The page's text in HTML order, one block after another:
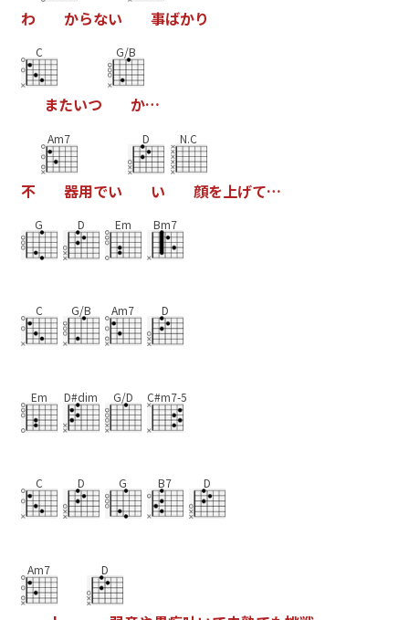
わ からない 事ばかり
C
またいつ
G/B
か…
不
Am7
器用でい
D
い
N.C
顔を 上げて…
G D Em Bm7
C G/B Am7 D
Em D#dim G/D C#m7-5
C D G B7 D
Am7 D